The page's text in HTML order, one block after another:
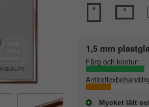
1,5 mm
Färg och kontur:
Mycket lätt